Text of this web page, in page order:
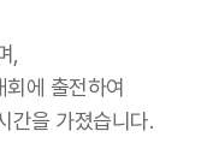
,
에 출전하여
간을 가졌습니다.